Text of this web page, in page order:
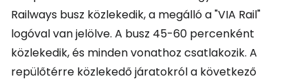
Railways busz közlekedik, a megálló a "VIA Rail"
logóval van jelölve. A busz 45-60 percenként
közlekedik, és minden vonathoz csatlakozik. A
repülőtérre közlekedő járatokról a következő